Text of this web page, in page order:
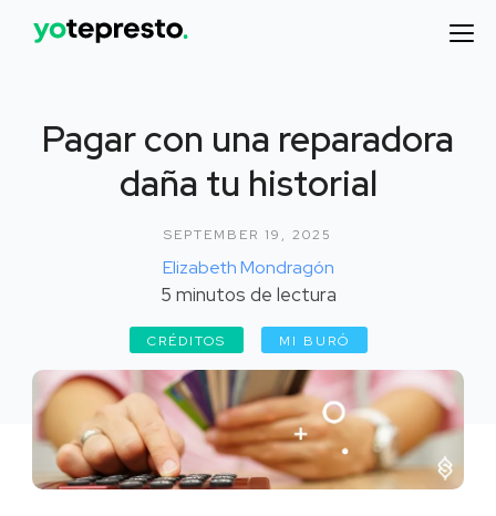
Pagar con una reparadora
daña tu historial
SEPTEMBER 19, 2025
Elizabeth Mondragón
5 minutos de lectura
CRÉDITOS MI BURÓ